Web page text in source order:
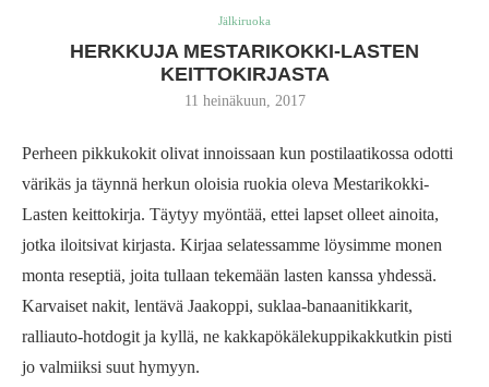
Jälkiruoka
HERKKUJA MESTARIKOKKI-LASTEN
KEITTOKIRJASTA
11 heinäkuun, 2017
Perheen pikkukokit olivat innoissaan kun postilaatikossa odotti
värikäs ja täynnä herkun oloisia ruokia oleva Mestarikokki-
Lasten keittokirja. Täytyy myöntää, ettei lapset olleet ainoita,
jotka iloitsivat kirjasta. Kirjaa selatessamme löysimme monen
monta reseptiä, joita tullaan tekemään lasten kanssa yhdessä.
Karvaiset nakit, lentävä Jaakoppi, suklaa-banaanitikkarit,
ralliauto-hotdogit ja kyllä, ne kakkapökälekuppikakkutkin pisti
jo valmiiksi suut hymyyn.